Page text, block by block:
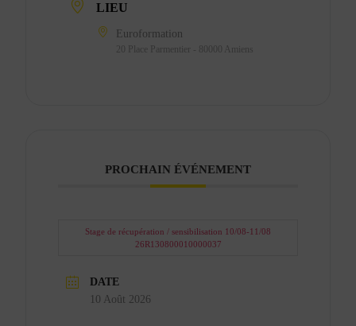
LIEU
Euroformation
20 Place Parmentier - 80000 Amiens
PROCHAIN ÉVÉNEMENT
Stage de récupération / sensibilisation 10/08-11/08
26R130800010000037
DATE
10 Août 2026